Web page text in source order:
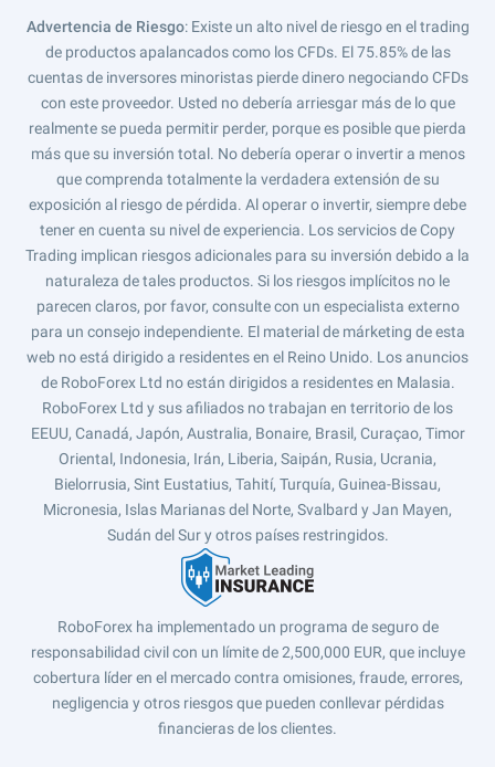
Advertencia de Riesgo: Existe un alto nivel de riesgo en el trading
de productos apalancados como los CFDs. El 75.85% de las
cuentas de inversores minoristas pierde dinero negociando CFDs
con este proveedor. Usted no debería arriesgar más de lo que
realmente se pueda permitir perder, porque es posible que pierda
más que su inversión total. No debería operar o invertir a menos
que comprenda totalmente la verdadera extensión de su
exposición al riesgo de pérdida. Al operar o invertir, siempre debe
tener en cuenta su nivel de experiencia. Los servicios de Copy
Trading implican riesgos adicionales para su inversión debido a la
naturaleza de tales productos. Si los riesgos implícitos no le
parecen claros, por favor, consulte con un especialista externo
para un consejo independiente. El material de márketing de esta
web no está dirigido a residentes en el Reino Unido. Los anuncios
de RoboForex Ltd no están dirigidos a residentes en Malasia.
RoboForex Ltd y sus afiliados no trabajan en territorio de los
EEUU, Canadá, Japón, Australia, Bonaire, Brasil, Curaçao, Timor
Oriental, Indonesia, Irán, Liberia, Saipán, Rusia, Ucrania,
Bielorrusia, Sint Eustatius, Tahití, Turquía, Guinea-Bissau,
Micronesia, Islas Marianas del Norte, Svalbard y Jan Mayen,
Sudán del Sur y otros países restringidos.
RoboForex ha implementado un programa de seguro de
responsabilidad civil con un límite de 2,500,000 EUR, que incluye
cobertura líder en el mercado contra omisiones, fraude, errores,
negligencia y otros riesgos que pueden conllevar pérdidas
financieras de los clientes.